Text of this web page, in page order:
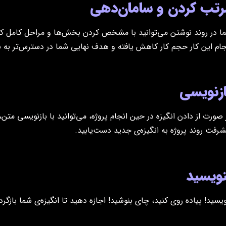
کردن و سامان‌دهی
در روند نوشتن می‌توانید با مشخص کردن بخش‌ها و مراحل کامل
این کار حجم کار کاهش یافته و هدف نهایی شما در دسترس‌تر
صورت از دادن انگیزه در حین انجام پروژه، می‌توانید با بازنویسی
روند پروژه به انگیزه‌ی جدید دست‌یابید.
پیاده روی کنید، چای بنوشید! اجازه دهید تا انگیزه‌ی شما